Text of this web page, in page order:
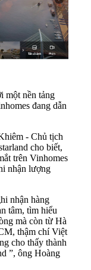
một nền tảng
đang dẫn
- Chủ tịch
cho biết,
trên Vinhomes
nhận lượng
nhận hàng
tâm, tìm hiểu
mà còn từ Hà
thậm chí Việt
cho thấy thành
”, ông Hoàng